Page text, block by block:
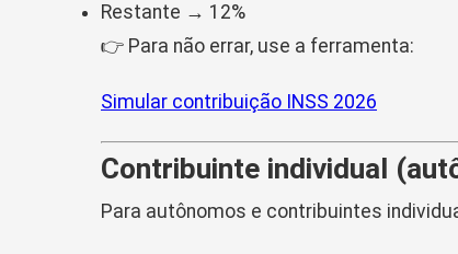
Restante → 12%
👉 Para não errar, use a ferramenta:
Simular contribuição INSS 2026
Contribuinte individual
Para autônomos e contribuintes